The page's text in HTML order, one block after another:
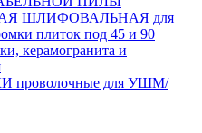
ШЛИФОВАЛЬНАЯ для
плиток под 45 и 90
керамогранита и
для УШМ/